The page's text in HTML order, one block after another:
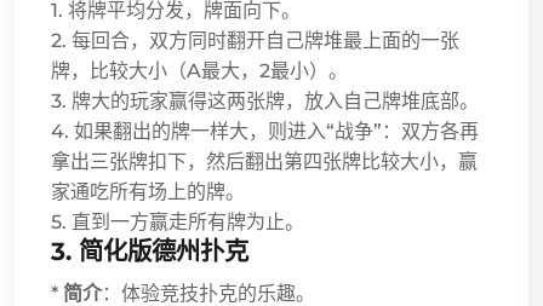
1. 将牌平均分发，牌面向下。
2. 每回合，双方同时翻开自己牌堆最上面的一张
牌，比较大小（A最大，2最小）。
3. 牌大的玩家赢得这两张牌，放入自己牌堆底部。
4. 如果翻出的牌一样大，则进入“战争”：双方各再
拿出三张牌扣下，然后翻出第四张牌比较大小，赢
家通吃所有场上的牌。
5. 直到一方赢走所有牌为止。
3. 简化版德州扑克
* 简介：体验竞技扑克的乐趣。